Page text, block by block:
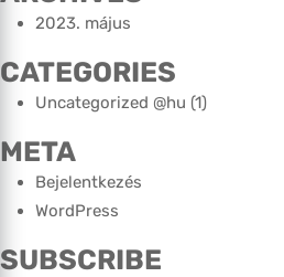
2023. május
CATEGORIES
Uncategorized @hu (1)
META
Bejelentkezés
WordPress
SUBSCRIBE